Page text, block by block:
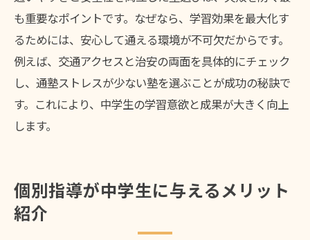
も重要なポイントです。なぜなら、学習効果を最大化す
るためには、安心して通える環境が不可欠だからです。
例えば、交通アクセスと治安の両面を具体的にチェック
し、通塾ストレスが少ない塾を選ぶことが成功の秘訣で
す。これにより、中学生の学習意欲と成果が大きく向上
します。
個別指導が中学生に与えるメリット
紹介